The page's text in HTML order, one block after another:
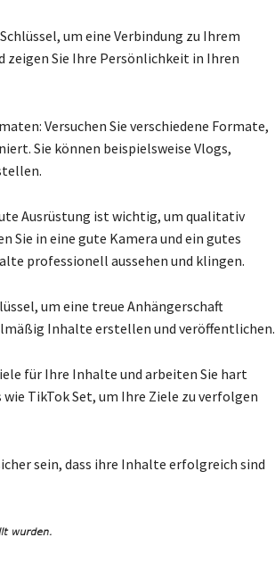
um eine Verbindung zu Ihrem
zeigen Sie Ihre Persönlichkeit in Ihren
Versuchen Sie verschiedene Formate,
Sie können beispielsweise Vlogs,
Ausrüstung ist wichtig, um qualitativ
in eine gute Kamera und ein gutes
professionell aussehen und klingen.
um eine treue Anhängerschaft
Inhalte erstellen und veröffentlichen.
für Ihre Inhalte und arbeiten Sie hart
wie TikTok Set, um Ihre Ziele zu verfolgen
sein, dass ihre Inhalte erfolgreich sind